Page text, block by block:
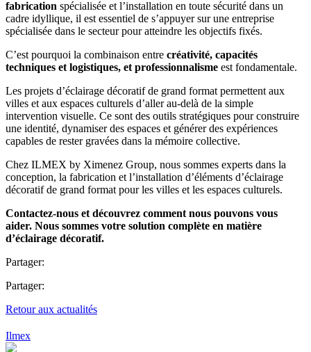
fabrication spécialisée et l’installation en toute sécurité dans un
cadre idyllique, il est essentiel de s’appuyer sur une entreprise
spécialisée dans le secteur pour atteindre les objectifs fixés.
C’est pourquoi la combinaison entre créativité, capacités
techniques et logistiques, et professionnalisme est fondamentale.
Les projets d’éclairage décoratif de grand format permettent aux
villes et aux espaces culturels d’aller au-delà de la simple
intervention visuelle. Ce sont des outils stratégiques pour construire
une identité, dynamiser des espaces et générer des expériences
capables de rester gravées dans la mémoire collective.
Chez ILMEX by Ximenez Group, nous sommes experts dans la
conception, la fabrication et l’installation d’éléments d’éclairage
décoratif de grand format pour les villes et les espaces culturels.
Contactez-nous et découvrez comment nous pouvons vous
aider. Nous sommes votre solution complète en matière
d’éclairage décoratif.
Partager:
Partager:
Retour aux actualités
Ilmex